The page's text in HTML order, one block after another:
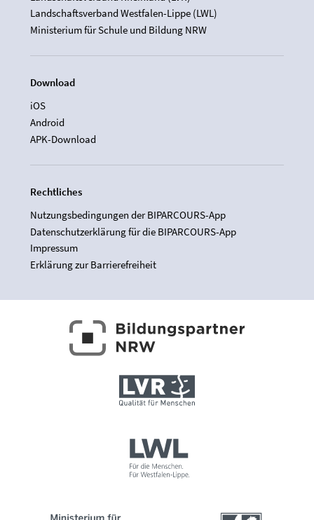
Landschaftsverband Westfalen-Lippe (LWL)
Ministerium für Schule und Bildung NRW
Download
iOS
Android
APK-Download
Rechtliches
Nutzungsbedingungen der BIPARCOURS-App
Datenschutzerklärung für die BIPARCOURS-App
Impressum
Erklärung zur Barrierefreiheit